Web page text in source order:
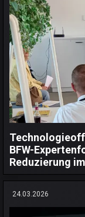
BFW-
Reduzierung
24.03.2026